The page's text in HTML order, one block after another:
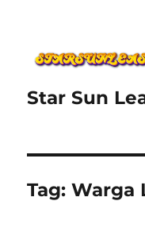
Star Sun
Tag:Warga